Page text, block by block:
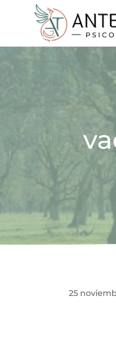
25